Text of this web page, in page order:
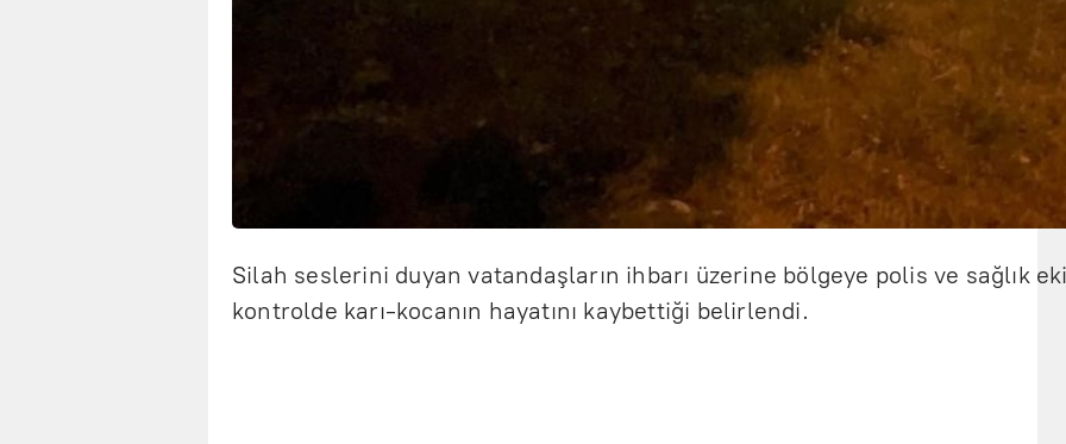
Silah seslerini duyan vatandaşların ihbarı üzerine bölgeye polis ve sağlık
kontrolde karı-kocanın hayatını kaybettiği belirlendi.